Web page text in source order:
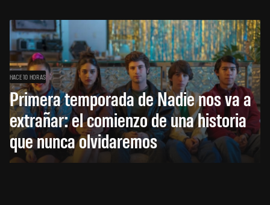
HACE 10 HORAS
Primera temporada de Nadie nos va a
extrañar: el comienzo de una historia
que nunca olvidaremos